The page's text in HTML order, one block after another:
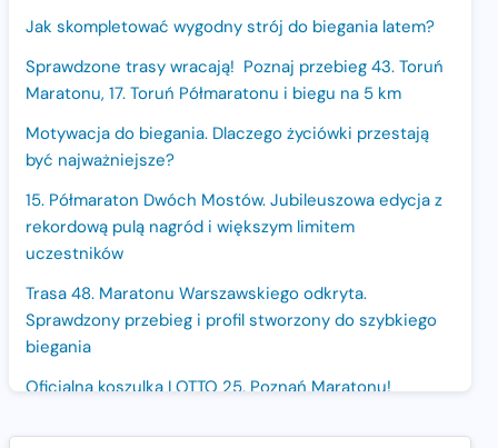
Jak skompletować wygodny strój do biegania latem?
Sprawdzone trasy wracają! Poznaj przebieg 43. Toruń
Maratonu, 17. Toruń Półmaratonu i biegu na 5 km
Motywacja do biegania. Dlaczego życiówki przestają
być najważniejsze?
15. Półmaraton Dwóch Mostów. Jubileuszowa edycja z
rekordową pulą nagród i większym limitem
uczestników
Trasa 48. Maratonu Warszawskiego odkryta.
Sprawdzony przebieg i profil stworzony do szybkiego
biegania
Oficjalna koszulka LOTTO 25. Poznań Maratonu!